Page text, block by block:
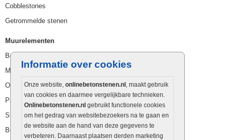
Informatie over cookies
Onze website, onlinebetonstenen.nl , maakt gebruik
van cookies en daarmee vergelijkbare technieken.
Onlinebetonstenen.nl gebruikt functionele cookies
om het gedrag van websitebezoekers na te gaan en
de website aan de hand van deze gegevens te
verbeteren. Daarnaast plaatsen derden marketing
Cobblestones
Getrommelde stenen
Muurelementen
Betonbielzen
Muurstenen
Opsluitbanden
Palissaden
Stapelblokken
Betonblokken